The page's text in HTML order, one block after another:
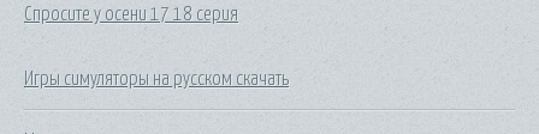
Спросите у осени 17 18 серия
Игры симуляторы на русском скачать